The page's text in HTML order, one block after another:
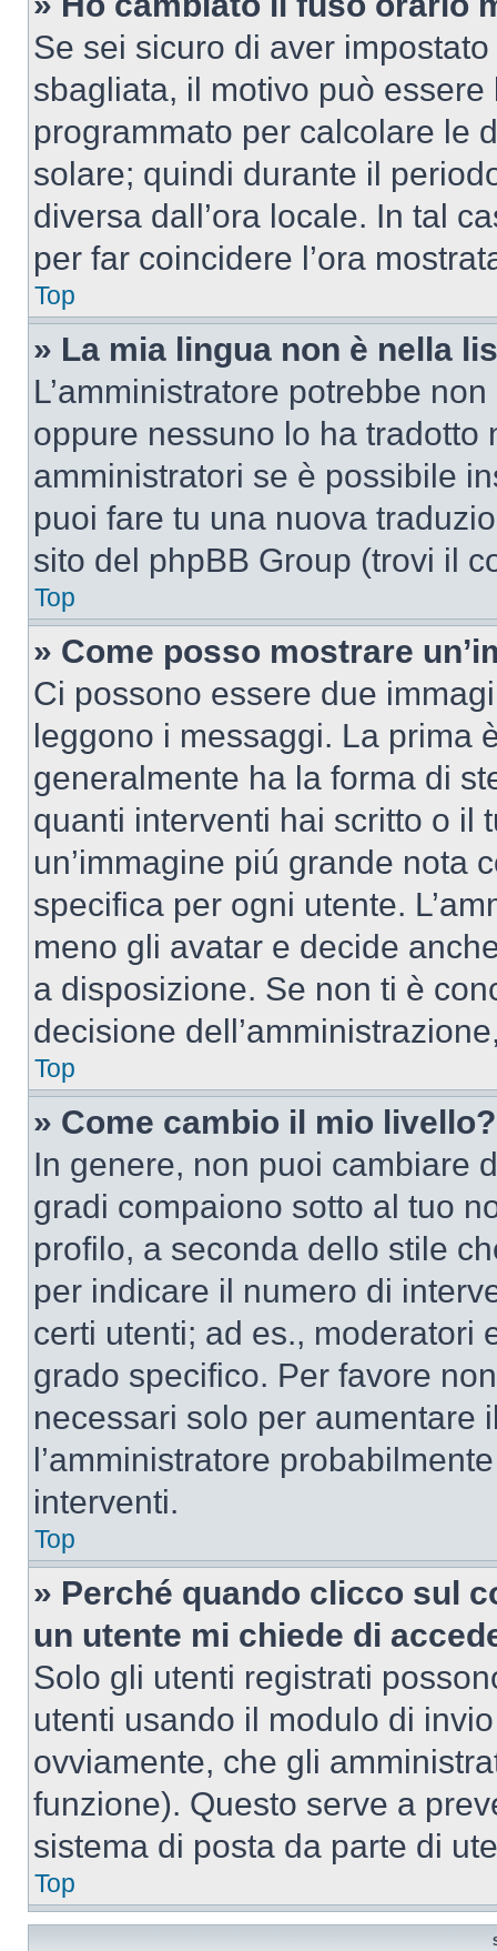
Se sei sicuro di aver
sbagliata, il motivo può essere
programmato per calcolare le
solare; quindi durante il
diversa dall’ora locale. In tal
per far coincidere l’ora
Top
» La mia lingua non è nella
L’amministratore potrebbe
oppure nessuno lo ha
amministratori se è possibile
puoi fare tu una nuova
sito del phpBB Group (trovi il
Top
» Come posso mostrare
Ci possono essere due
leggono i messaggi. La prima
generalmente ha la forma di
quanti interventi hai scritto o il
un’immagine piú grande nota
specifica per ogni utente.
meno gli avatar e decide
a disposizione. Se non ti è
decisione
Top
» Come cambio il mio livello?
In genere, non puoi cambiare
gradi compaiono sotto al tuo
profilo, a seconda dello stile
per indicare il numero di
certi utenti; ad es., moderatori
grado specifico. Per favore
necessari solo per aumentare
l’amministratore
interventi.
Top
» Perché quando clicco sul
un utente mi chiede di
Solo gli utenti registrati
utenti usando il modulo di
ovviamente, che gli
funzione). Questo serve a
sistema di posta da parte di
Top